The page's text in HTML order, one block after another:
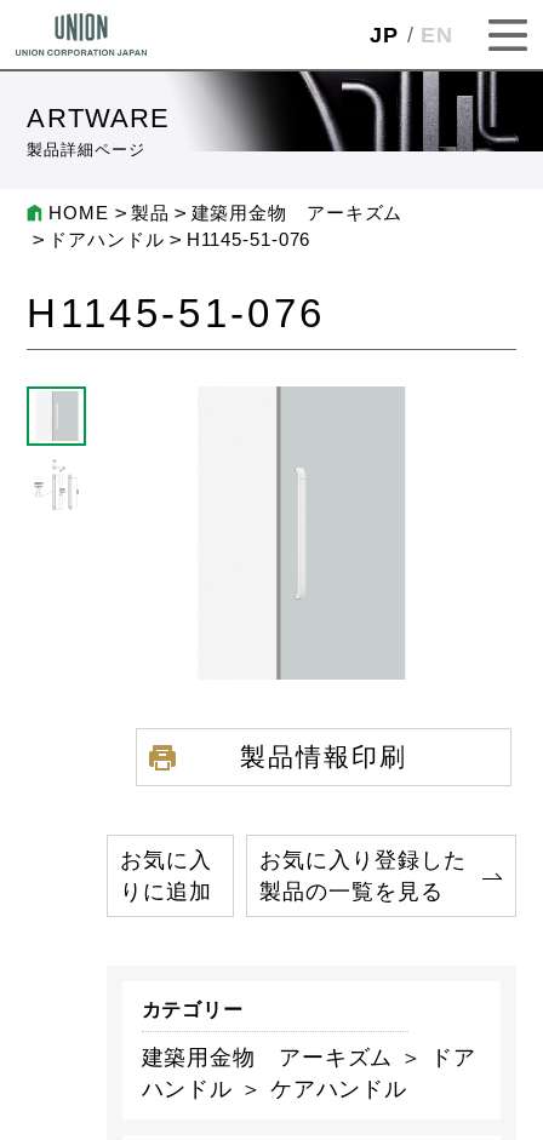
JP EN
ARTWARE
製品詳細ページ
HOME 製品
建築用金物 アーキズム
ドアハンドル
H1145-51-076
H1145-51-076
製品情報印刷
お気に入
りに追加
お気に入り登録した
製品の一覧を見る
カテゴリー
建築用金物 アーキズム ＞ ドア
ハンドル ＞ ケアハンドル